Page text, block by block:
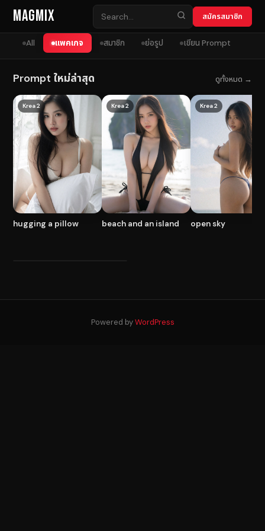
Skip to content
MagMix สมัครสมาชิก
All แพคเกจ สมาชิก ย่อรูป เขียน Prompt
Prompt ใหม่ล่าสุด ดูทั้งหมด →
Krea 2
hugging a pillow
Krea 2
beach and an island
Krea 2
open sky
Powered byWordPress